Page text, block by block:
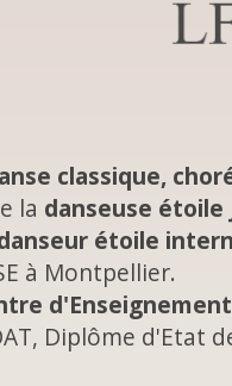
classique,
la danseuse étoile
étoile
à Montpellier.
Diplôme d'Etat